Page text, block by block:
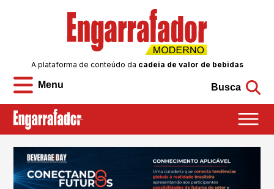
Menu
A plataforma de conteúdo da cadeia de valor de bebidas
Busca